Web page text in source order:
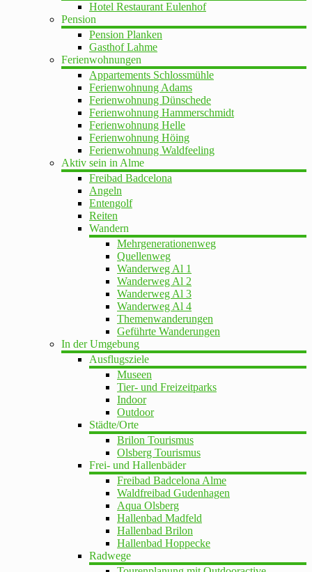
Hotel Restaurant Eulenhof
Pension
Pension Planken
Gasthof Lahme
Ferienwohnungen
Appartements Schlossmühle
Ferienwohnung Adams
Ferienwohnung Dünschede
Ferienwohnung Hammerschmidt
Ferienwohnung Helle
Ferienwohnung Höing
Ferienwohnung Waldfeeling
Aktiv sein in Alme
Freibad Badcelona
Angeln
Entengolf
Reiten
Wandern
Mehrgenerationenweg
Quellenweg
Wanderweg Al 1
Wanderweg Al 2
Wanderweg Al 3
Wanderweg Al 4
Themenwanderungen
Geführte Wanderungen
In der Umgebung
Ausflugsziele
Museen
Tier- und Freizeitparks
Indoor
Outdoor
Städte/Orte
Brilon Tourismus
Olsberg Tourismus
Frei- und Hallenbäder
Freibad Badcelona Alme
Waldfreibad Gudenhagen
Aqua Olsberg
Hallenbad Madfeld
Hallenbad Brilon
Hallenbad Hoppecke
Radwege